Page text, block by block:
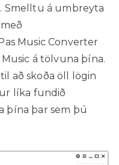
Smelltu á umbreyta
Music Converter
á tölvuna þína.
að skoða öll lögin
líka fundið
þína þar sem þú